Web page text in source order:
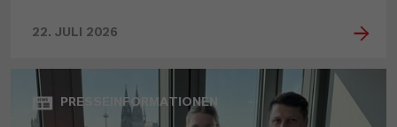
22. JULI 2026
PRESSEINFORMATIONEN